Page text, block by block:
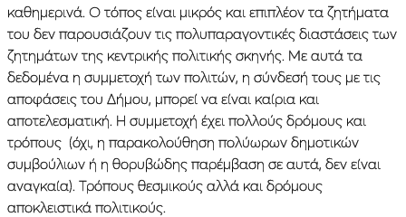
καθημερινά. Ο τόπος είναι μικρός και επιπλέον τα ζητήματα
του δεν παρουσιάζουν τις πολυπαραγοντικές διαστάσεις των
ζητημάτων της κεντρικής πολιτικής σκηνής. Με αυτά τα
δεδομένα η συμμετοχή των πολιτών, η σύνδεσή τους με τις
αποφάσεις του Δήμου, μπορεί να είναι καίρια και
αποτελεσματική. Η συμμετοχή έχει πολλούς δρόμους και
τρόπους (όχι, η παρακολούθηση πολύωρων δημοτικών
συμβούλιων ή η θορυβώδης παρέμβαση σε αυτά, δεν είναι
αναγκαία). Τρόπους θεσμικούς αλλά και δρόμους
αποκλειστικά πολιτικούς.